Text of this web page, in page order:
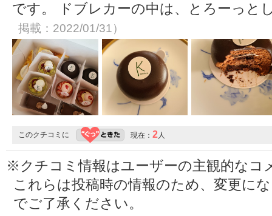
です。 ドブレカーの中は、とろーっと
掲載：2022/01/31）
このクチコミに 現在： 2人
※クチコミ情報はユーザーの主観的なコ
これらは投稿時の情報のため、変更に
でご了承ください。